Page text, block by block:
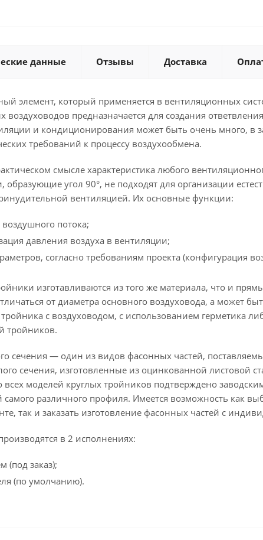
данные Отзывы Доставка
элемент, который применяется в вентиляционных
воздуховодов предназначается для создания
и кондиционирования может быть очень много, в
требований к процессу воздухообмена.
смысле характеристика любого
образующие угол 90°, не подходят для организации
вентиляцией. Их основные функции:
потока;
давления воздуха в вентиляции;
согласно требованиям проекта (конфигурация
изготавливаются из того же материала, что и
от диаметра основного воздуховода, а может
с воздуховодом, с использованием герметика
тройников.
сечения — один из видов фасонных частей,
сечения, изготовленные из оцинкованной листовой
всех моделей круглых тройников подтверждено
самого различного профиля. Имеется возможность как
так и заказать изготовление фасонных частей с
в 2 исполнениях:
(под заказ);
(по умолчанию).